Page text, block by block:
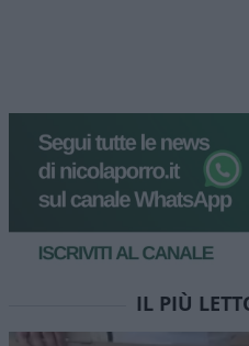
IL PIÙ